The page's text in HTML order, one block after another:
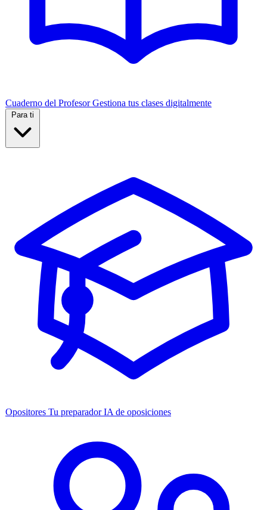
Cuaderno del Profesor Gestiona tus clases digitalmente
Opositores Tu preparador IA de oposiciones